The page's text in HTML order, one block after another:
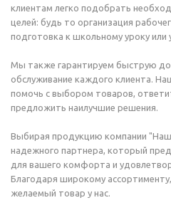
клиентам легко подобрать
целей: будь то организация
подготовка к школьному уроку
Мы также гарантируем быструю
обслуживание каждого клиента.
помочь с выбором товаров,
предложить наилучшие решения.
Выбирая продукцию компании
надежного партнера, который
для вашего комфорта и
Благодаря широкому
желаемый товар у нас.